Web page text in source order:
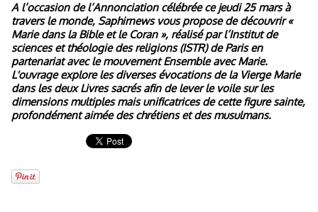
A l’occasion de l’Annonciation célébrée ce jeudi 25 mars à
travers le monde, Saphirnews vous propose de découvrir «
Marie dans la Bible et le Coran », réalisé par l’Institut de
sciences et théologie des religions (ISTR) de Paris en
partenariat avec le mouvement Ensemble avec Marie.
L'ouvrage explore les diverses évocations de la Vierge Marie
dans les deux Livres sacrés afin de lever le voile sur les
dimensions multiples mais unificatrices de cette figure sainte,
profondément aimée des chrétiens et des musulmans.